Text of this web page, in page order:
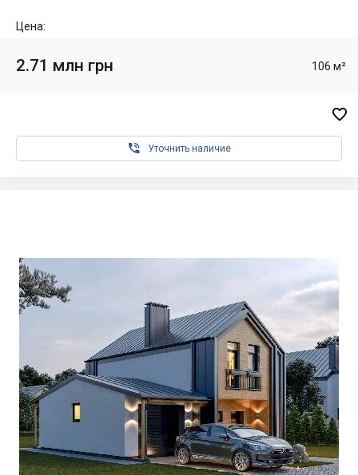
Цена:
2.71 млн грн 106 м²

 Уточнить наличие